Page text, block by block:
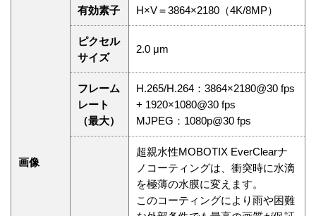
画像
有効素子 H×V＝3864×2180（4K/8MP）
ピクセル
サイズ
2.0 μm
フレーム
レート
（最大）
H.265/H.264：3864×2180@30 fps
+ 1920×1080@30 fps
MJPEG：1080p@30 fps
超親水性MOBOTIX EverClearナ
ノコーティングは、衝突時に水滴
を極薄の水膜に変えます。
このコーティングにより雨や困難